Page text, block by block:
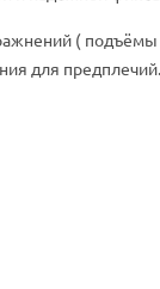
(
для